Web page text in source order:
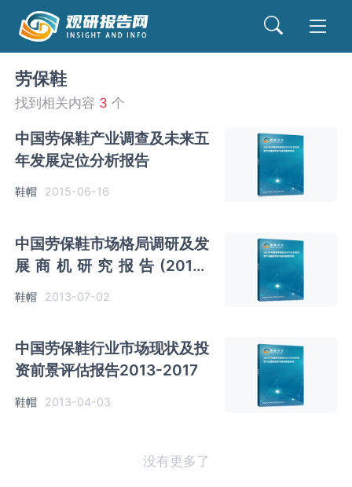
劳保鞋
找到相关内容 3 个
中国劳保鞋产业调查及未来五
年发展定位分析报告
鞋帽 2015-06-16
中国劳保鞋市场格局调研及发
展商机研究报告(2013-
2017)
鞋帽 2013-07-02
中国劳保鞋行业市场现状及投
资前景评估报告2013-2017
鞋帽 2013-04-03
没有更多了